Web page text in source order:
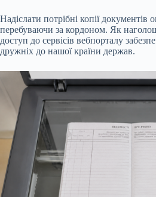
Надіслати потрібні копії
перебуваючи за кордоном. Як
доступ до сервісів вебпорталу
дружніх до нашої країни держав.